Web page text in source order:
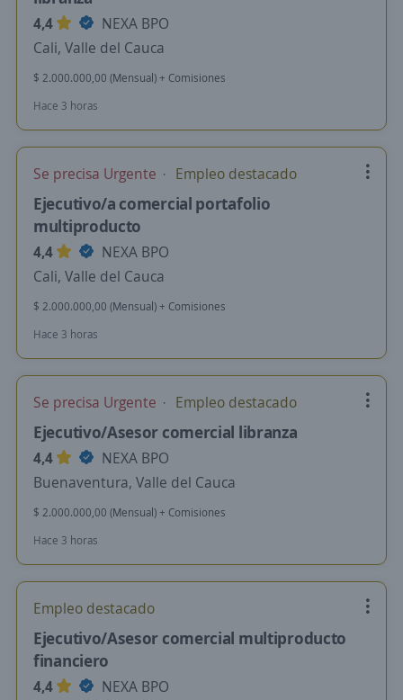
4,4
NEXA BPO
Cali, Valle del Cauca
$ 2.000.000,00 (Mensual) + Comisiones
Hace 3 horas
Se precisa Urgente Empleo destacado
Ejecutivo/a comercial portafolio
multiproducto
4,4
NEXA BPO
Cali, Valle del Cauca
$ 2.000.000,00 (Mensual) + Comisiones
Hace 3 horas
Se precisa Urgente Empleo destacado
Ejecutivo/Asesor comercial libranza
4,4
NEXA BPO
Buenaventura, Valle del Cauca
$ 2.000.000,00 (Mensual) + Comisiones
Hace 3 horas
Empleo destacado
Ejecutivo/Asesor comercial multiproducto
financiero
4,4
NEXA BPO